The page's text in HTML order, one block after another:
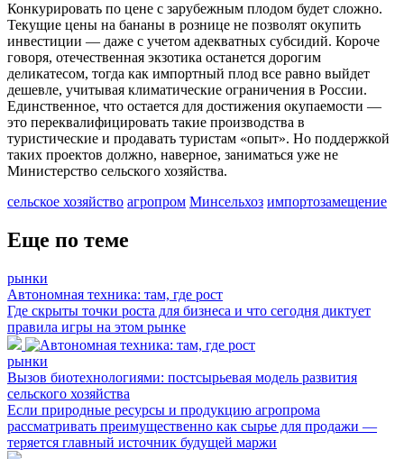
Конкурировать по цене с зарубежным плодом будет сложно.
Текущие цены на бананы в рознице не позволят окупить
инвестиции — даже с учетом адекватных субсидий. Короче
говоря, отечественная экзотика останется дорогим
деликатесом, тогда как импортный плод все равно выйдет
дешевле, учитывая климатические ограничения в России.
Единственное, что остается для достижения окупаемости —
это переквалифицировать такие производства в
туристические и продавать туристам «опыт». Но поддержкой
таких проектов должно, наверное, заниматься уже не
Министерство сельского хозяйства.
сельское хозяйство агропром Минсельхоз импортозамещение
Еще по теме
рынки
Автономная техника: там, где рост
Где скрыты точки роста для бизнеса и что сегодня диктует
правила игры на этом рынке
рынки
Вызов биотехнологиями: постсырьевая модель развития
сельского хозяйства
Если природные ресурсы и продукцию агропрома
рассматривать преимущественно как сырье для продажи —
теряется главный источник будущей маржи